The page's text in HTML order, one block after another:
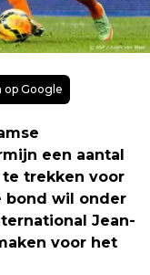
op Google
een aantal
trekken voor
bond wil onder
Jean-
voor het